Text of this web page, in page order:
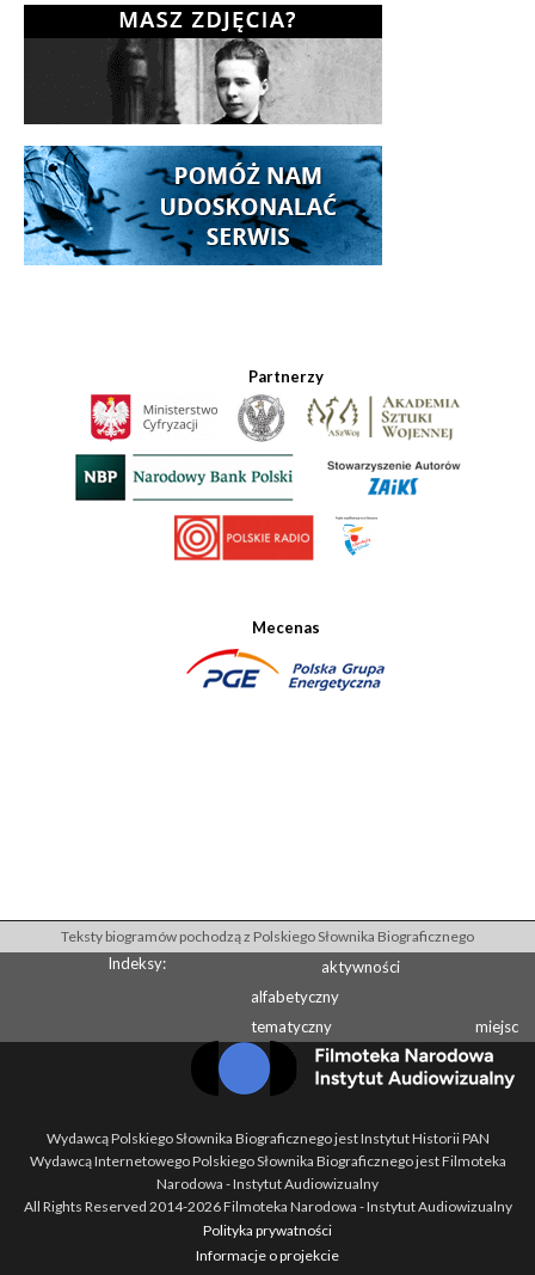
Partnerzy
Mecenas
Teksty biogramów pochodzą z Polskiego Słownika Biograficznego
Indeksy:
aktywności
alfabetyczny
tematyczny
miejsc
Wydawcą Polskiego Słownika Biograficznego jest Instytut Historii PAN
Wydawcą Internetowego Polskiego Słownika Biograficznego jest Filmoteka
Narodowa - Instytut Audiowizualny
All Rights Reserved 2014-2026Filmoteka Narodowa - Instytut Audiowizualny
Polityka prywatności
Informacje o projekcie